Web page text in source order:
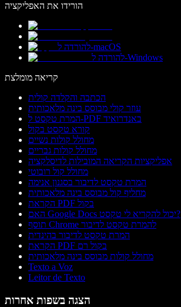
הורידו את האפליקציה
להורדה ל-macOS
להורדה ל-Windows
קריאה מומלצת
הכתבה והקלדה קולית
עוזר קולי מבוסס בינה מלאכותית
המרת טקסט ל-PDF באנדרואיד
קורא טקסט בקול
מחולל קולות נשיים
מחולל קולות גבריים
אפליקציות הקריאה המובילות לדיסלקציה
מחולל קול רובוטי
המרת טקסט לדיבור בסגנון אנימה
מחליף קול מבוסס בינה מלאכותית
הקראת PDF בקול
האם Google Docs יכול להקריא לי טקסט?
תוסף Chrome להמרת טקסט לדיבור
המרת טקסט לדיבור בהינדית
הקראת PDF בקול רם
מחולל קולות מבוסס בינה מלאכותית
Texto a Voz
Leitor de Texto
הצגה בשפות אחרות